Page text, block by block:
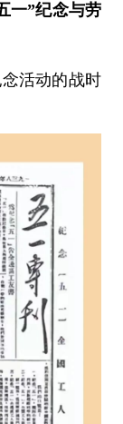
一”纪念与劳
念活动的战时